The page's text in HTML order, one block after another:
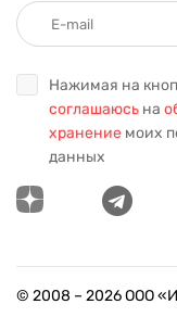
Нажимая на
соглашаюсь на
хранение моих
данных
© 2008 – 2026ООО